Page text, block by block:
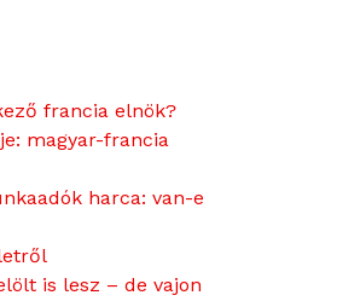
francia elnök?
magyar-francia
harca: van-e
is lesz – de vajon